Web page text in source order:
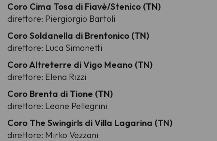
Coro Cima Tosa di Fiavè/Stenico (TN)
direttore: Piergiorgio Bartoli
Coro Soldanella di Brentonico (TN)
direttore: Luca Simonetti
Coro Altreterre di Vigo Meano (TN)
direttore: Elena Rizzi
Coro Brenta di Tione (TN)
direttore: Leone Pellegrini
Coro The Swingirls di Villa Lagarina (TN)
direttore: Mirko Vezzani